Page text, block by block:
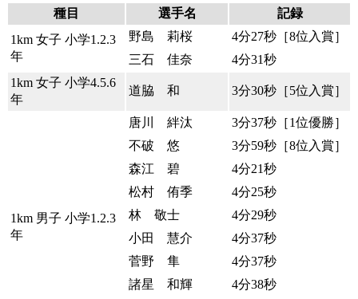
種目
選手名
記録
1km 女子 小学1.2.3
年
野島 莉桜
4分27秒［8位入賞］
三石 佳奈
4分31秒
1km 女子 小学4.5.6
年
道脇 和 3分30秒［5位入賞］
1km 男子 小学1.2.3
年
唐川 絆汰
3分37秒［1位優勝］
不破 悠
3分59秒［8位入賞］
森江 碧
4分21秒
松村 侑季
4分25秒
林 敬士
4分29秒
小田 慧介
4分37秒
菅野 隼
4分37秒
諸星 和輝
4分38秒